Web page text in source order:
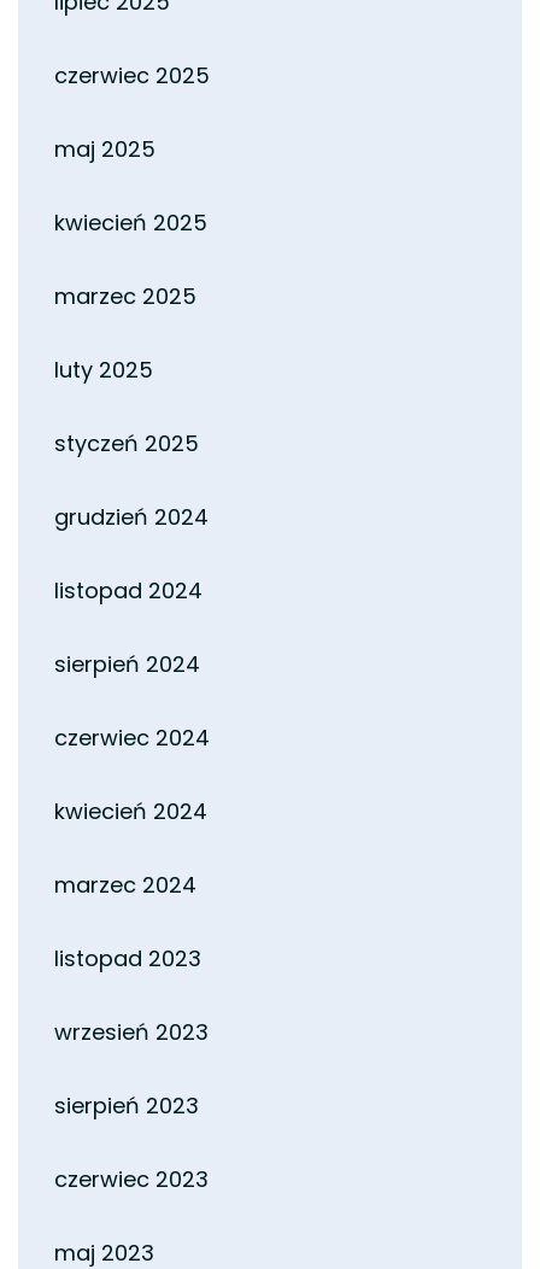
czerwiec 2025
maj 2025
kwiecień 2025
marzec 2025
luty 2025
styczeń 2025
grudzień 2024
listopad 2024
sierpień 2024
czerwiec 2024
kwiecień 2024
marzec 2024
listopad 2023
wrzesień 2023
sierpień 2023
czerwiec 2023
maj 2023